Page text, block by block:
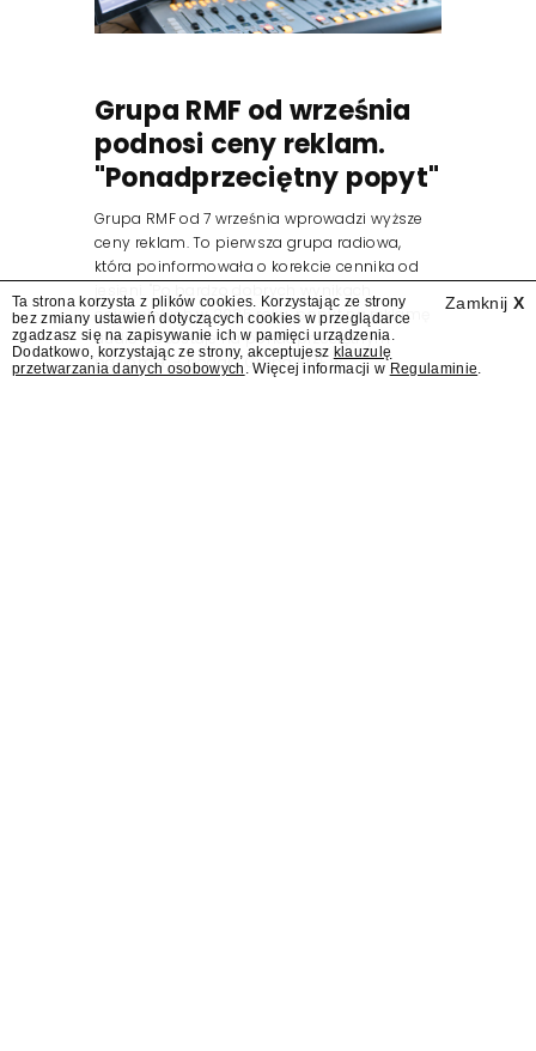
Grupa RMF od września
podnosi ceny reklam.
"Ponadprzeciętny popyt"
Grupa RMF od 7 września wprowadzi wyższe
ceny reklam. To pierwsza grupa radiowa,
która poinformowała o korekcie cennika od
jesieni. "Po bardzo dobrych wynikach
osiągniętych w 2025 roku, popyt na reklamę
audio pozostaje na ponadprzeciętnym
poziomie" – podała Grupa RMF w...
Zamknij X
Ta strona korzysta z plików cookies. Korzystając ze strony
bez zmiany ustawień dotyczących cookies w przeglądarce
zgadzasz się na zapisywanie ich w pamięci urządzenia.
Dodatkowo, korzystając ze strony, akceptujesz klauzulę
przetwarzania danych osobowych . Więcej informacji w Regulaminie.